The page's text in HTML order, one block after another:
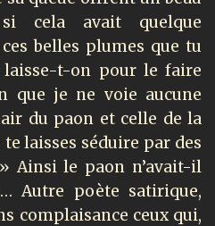
si cela avait quelque
belles plumes que tu
t-on pour le faire
que je ne voie aucune
du paon et celle de la
laisses séduire par des
Ainsi le paon n’avait-il
Autre poète satirique,
complaisance ceux qui,